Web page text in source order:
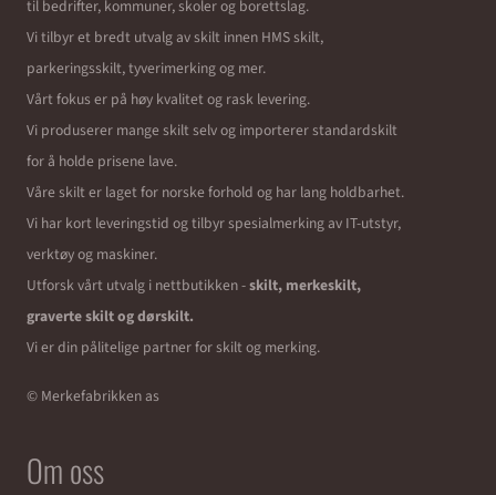
til bedrifter, kommuner, skoler og borettslag.
Vi tilbyr et bredt utvalg av skilt innen HMS skilt,
parkeringsskilt, tyverimerking og mer.
Vårt fokus er på høy kvalitet og rask levering.
Vi produserer mange skilt selv og importerer standardskilt
for å holde prisene lave.
Våre skilt er laget for norske forhold og har lang holdbarhet.
Vi har kort leveringstid og tilbyr spesialmerking av IT-utstyr,
verktøy og maskiner.
Utforsk vårt utvalg i nettbutikken -skilt, merkeskilt,
graverte skilt og dørskilt.
Vi er din pålitelige partner for skilt og merking.
© Merkefabrikken as
Om oss